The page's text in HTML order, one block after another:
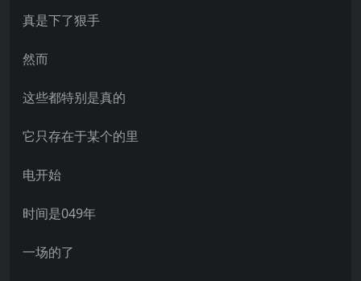
真是下了狠手
然而
这些都特别是真的
它只存在于某个的里
电开始
时间是049年
一场的了